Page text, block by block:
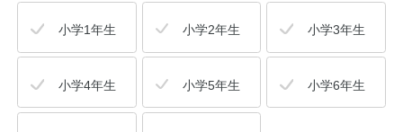
小学1年生 小学2年生 小学3年生
小学4年生 小学5年生 小学6年生